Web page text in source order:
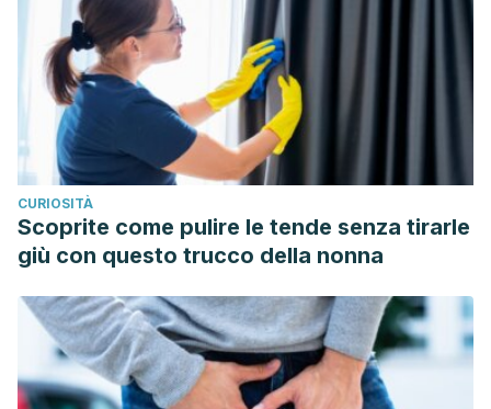
Guerrero Ortiz, F., Sanchis Fores, C., Onrubia Fuertes, X., &
Aspiazu Hinostroza, K. (2020). Sedación consciente,
inhalatoria y farmacológica, su efectividad en la
reconducción de la conducta del paciente pediátrico en la
consulta dental: estudio observacional de corte
transversal.
Avances en Odontoestomatología
185.
Vivanco Morales, M. G. (2019).
consciente para disminuir el temor y la ansiedad en
pacientes odontopediátricos(Bachelor’s thesis,
Universidad Nacional de Chimborazo, 2019).
Nese, J. P. C., Luzardo, C. F., & Arismendi, C. (2016).
Sedación consciente: una alternativa en el manejo del
CURIOSITÀ
Scoprite come pulire le tende senza tirarle
giù con questo trucco della nonna